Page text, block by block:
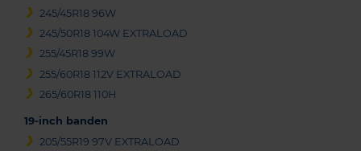
245/45R18 96W
245/50R18 104W EXTRALOAD
255/45R18 99W
255/60R18 112V EXTRALOAD
265/60R18 110H
19-inch banden
205/55R19 97V EXTRALOAD